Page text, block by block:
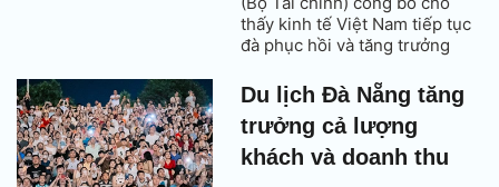
thấy kinh tế Việt Nam tiếp tục
đà phục hồi và tăng trưởng
điểm nhấn là sự bứt tốc mạnh
mẽ của sản xuất công nghiệp
và kết quả vốn đầu tư trực tiếp
nước ngoài (FDI) khả quan.
Du lịch Đà Nẵng tăng
trưởng cả lượng
khách và doanh thu